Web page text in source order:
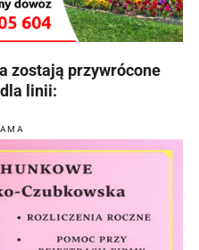
zostają przywrócone
linii: